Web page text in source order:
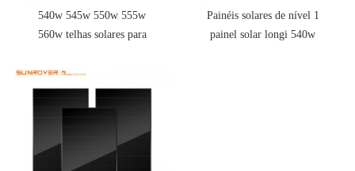
540w 545w 550w 555w
560w telhas solares para
Painéis solares de nível 1
painel solar longi 540w